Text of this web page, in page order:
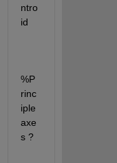
ntro
id
%P
rinc
iple
axe
s ?